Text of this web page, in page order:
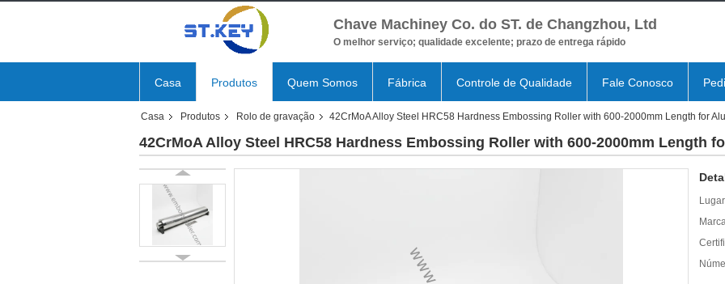
Chave Machiney Co. do ST. de Changzhou, Ltd
O melhor serviço; qualidade excelente; prazo de entrega rápido
Casa Produtos Quem Somos Fábrica Controle de Qualidade Fale Conosco
Casa Produtos Rolo de gravação 42CrMoA Alloy Steel HRC58 Hardness Embossing Roller with 600-2000mm Length for
42CrMoA Alloy Steel HRC58 Hardness Embossing Roller with 600-2000mm Length